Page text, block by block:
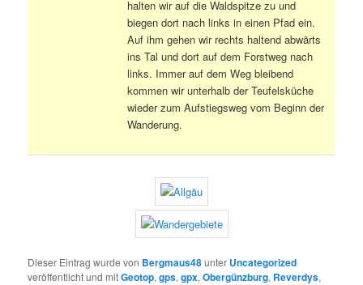
halten wir auf die Waldspitze zu und
biegen dort nach links in einen Pfad ein.
Auf ihm gehen wir rechts haltend abwärts
ins Tal und dort auf dem Forstweg nach
links. Immer auf dem Weg bleibend
kommen wir unterhalb der Teufelsküche
wieder zum Aufstiegsweg vom Beginn der
Wanderung.
Dieser Eintrag wurde von Bergmaus48unter Uncategorized
veröffentlicht und mitGeotop,gps,gpx,Obergünzburg, Reverdys,